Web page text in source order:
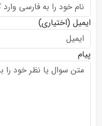
ایمیل (اختیاری)
پیام